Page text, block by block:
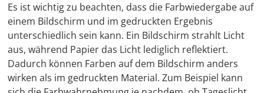
Es ist wichtig zu beachten, dass die Farbwiedergabe auf
einem Bildschirm und im gedruckten Ergebnis
unterschiedlich sein kann. Ein Bildschirm strahlt Licht
aus, während Papier das Licht lediglich reflektiert.
Dadurch können Farben auf dem Bildschirm anders
wirken als im gedruckten Material. Zum Beispiel kann